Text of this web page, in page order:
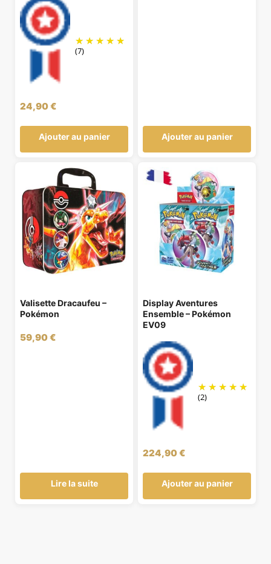
(7)
24,90€
Ajouter au panier Ajouter au panier
Valisette Dracaufeu –
Pokémon
59,90€
Lire la suite
Display Aventures
Ensemble – Pokémon
EV09
(2)
224,90€
Ajouter au panier